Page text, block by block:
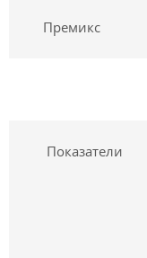
Премикс
Показатели